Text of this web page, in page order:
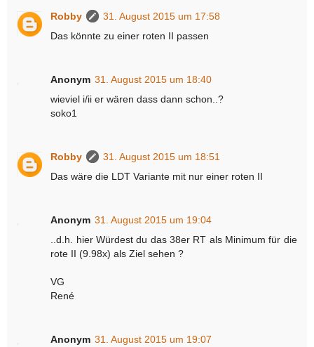
Robby
31. August 2015 um 17:58
Das könnte zu einer roten II passen
Anonym 31. August 2015 um 18:40
wieviel i/ii er wären dass dann schon..?
soko1
Robby
31. August 2015 um 18:51
Das wäre die LDT Variante mit nur einer roten II
Anonym 31. August 2015 um 19:04
..d.h. hier Würdest du das 38er RT als Minimum für die
rote II (9.98x) als Ziel sehen ?
VG
René
Anonym 31. August 2015 um 19:07